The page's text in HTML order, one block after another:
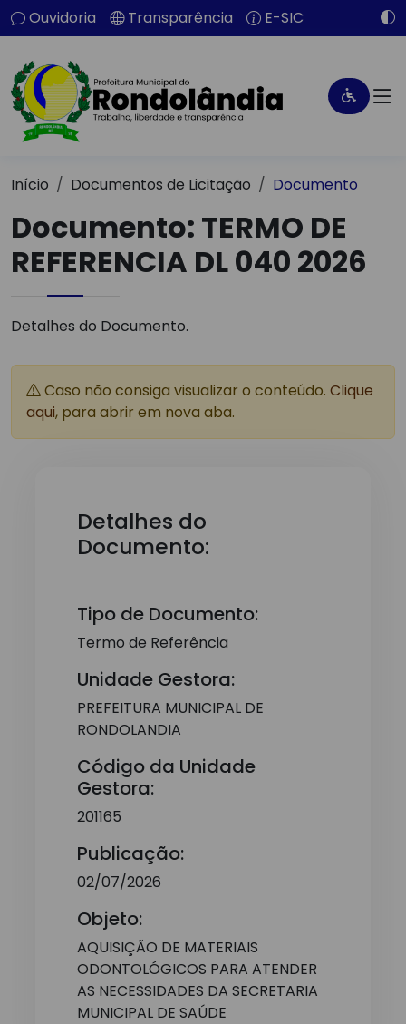
Ouvidoria Transparência E-SIC
Início Documentos de Licitação Documento
Documento: TERMO DE
REFERENCIA DL 040 2026
Detalhes do Documento.
Caso não consiga visualizar o conteúdo. Clique
aqui, para abrir em nova aba.
Detalhes do
Documento:
Tipo de Documento:
Termo de Referência
Unidade Gestora:
PREFEITURA MUNICIPAL DE
RONDOLANDIA
Código da Unidade
Gestora:
201165
Publicação:
02/07/2026
Objeto:
AQUISIÇÃO DE MATERIAIS
ODONTOLÓGICOS PARA ATENDER
AS NECESSIDADES DA SECRETARIA
MUNICIPAL DE SAÚDE